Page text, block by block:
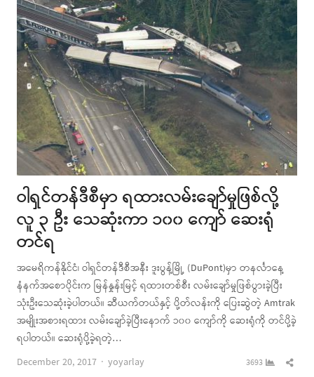
ဝါရှင်တန်ဒီစီမှာ ရထားလမ်းချော်မှုဖြစ်လို့
လူ ၃ ဦး သေဆုံးကာ ၁၀၀ ကျော် ဆေးရုံ
တင်ရ
အမေရိကန်နိုင်ငံ၊ ဝါရှင်တန်ဒီစီအနီး ဒူးပွန့်မြို့ (DuPont)မှာ တနင်္လာနေ့
နံနက်အစောပိုင်းက မြန်နှုန်းမြင့် ရထားတစ်စီး လမ်းချော်မှုဖြစ်ပွားခဲ့ပြီး
သုံးဦးသေဆုံးခဲ့ပါတယ်။ ဆီယက်တယ်နှင့် ပို့တ်လန်းကို ပြေးဆွဲတဲ့ Amtrak
အမျိုးအစားရထား လမ်းချော်ခဲ့ပြီးနောက် ၁၀၀ ကျော်ကို ဆေးရုံကို တင်ပို့ခဲ့
ရပါတယ်။ ဆေးရုံပို့ခဲ့ရတဲ့…
December 20, 2017
Author
yoyarlay 3693